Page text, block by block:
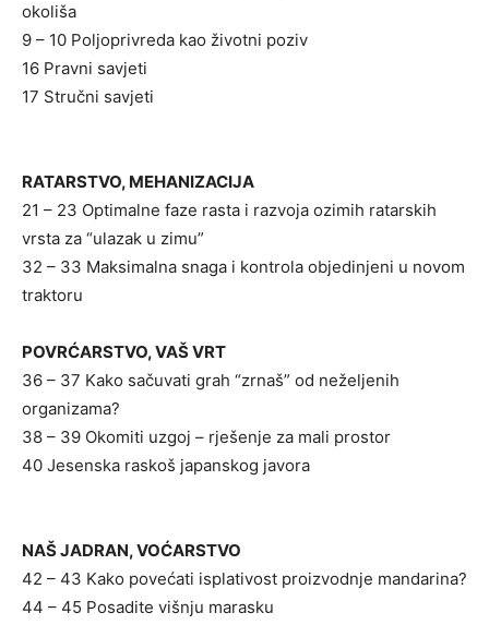
okoliša
9 – 10 Poljoprivreda kao životni poziv
16 Pravni savjeti
17 Stručni savjeti
RATARSTVO, MEHANIZACIJA
21 – 23 Optimalne faze rasta i razvoja ozimih ratarskih
vrsta za “ulazak u zimu”
32 – 33 Maksimalna snaga i kontrola objedinjeni u novom
traktoru
POVRĆARSTVO, VAŠ VRT
36 – 37 Kako sačuvati grah “zrnaš” od neželjenih
organizama?
38 – 39 Okomiti uzgoj – rješenje za mali prostor
40 Jesenska raskoš japanskog javora
NAŠ JADRAN, VOĆARSTVO
42 – 43 Kako povećati isplativost proizvodnje mandarina?
44 – 45 Posadite višnju marasku